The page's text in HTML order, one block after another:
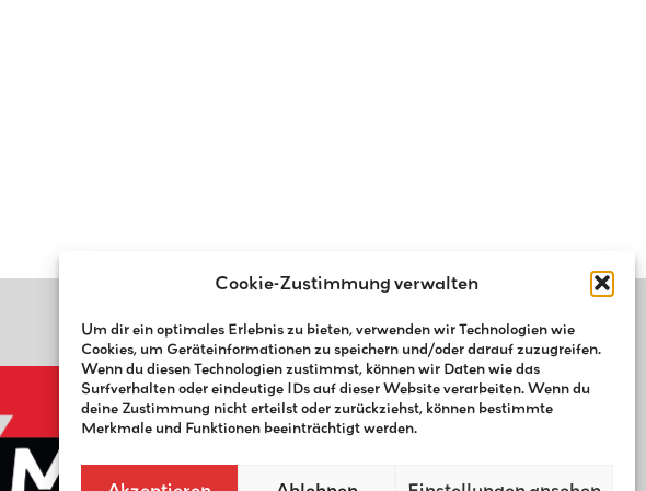
Cookie-Zustimmung verwalten
Um dir ein optimales Erlebnis zu bieten, verwenden wir Technologien wie
Cookies, um Geräteinformationen zu speichern und/oder darauf zuzugreifen.
Wenn du diesen Technologien zustimmst, können wir Daten wie das
Surfverhalten oder eindeutige IDs auf dieser Website verarbeiten. Wenn du
deine Zustimmung nicht erteilst oder zurückziehst, können bestimmte
Merkmale und Funktionen beeinträchtigt werden.